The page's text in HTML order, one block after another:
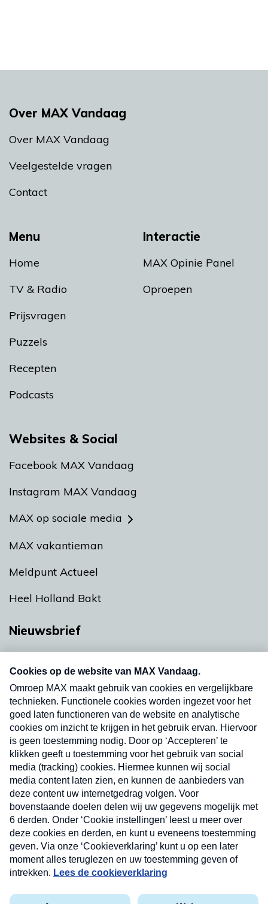
Menu
Home
TV & Radio
Prijsvragen
Puzzels
Recepten
Podcasts
Interactie
MAX Opinie Panel
Oproepen
Over MAX Vandaag
Over MAX Vandaag
Veelgestelde vragen
Contact
Websites & Social
Facebook MAX Vandaag
Instagram MAX Vandaag
MAX op sociale media
MAX vakantieman
Meldpunt Actueel
Heel Holland Bakt
Nieuwsbrief
nieuwsbrief. Elke vrijdag- en dinsdagochtend in
uw mailbox.
Verzend
Privacyverklaring
Cookieverklaring
Nieuwsbrief
Neem hier een gratis abonnement op onze
nieuwsbrief. Elke vrijdag- en dinsdagochtend in uw